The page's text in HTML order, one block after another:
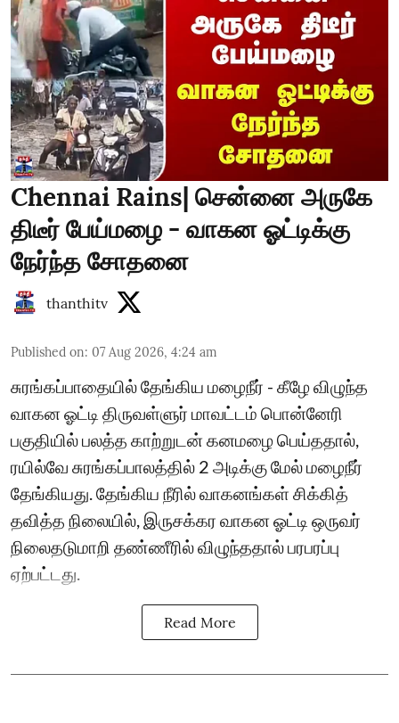
Chennai Rains| சென்னை அருகே
திடீர் பேய்மழை - வாகன ஓட்டிக்கு
நேர்ந்த சோதனை
thanthitv
Published on: 07 Aug 2026, 4:24 am
சுரங்கப்பாதையில் தேங்கிய மழைநீர் - கீழே விழுந்த
வாகன ஓட்டி திருவள்ளுர் மாவட்டம் பொன்னேரி
பகுதியில் பலத்த காற்றுடன் கனமழை பெய்ததால்,
ரயில்வே சுரங்கப்பாலத்தில் 2 அடிக்கு மேல் மழைநீர்
தேங்கியது. தேங்கிய நீரில் வாகனங்கள் சிக்கித்
தவித்த நிலையில், இருசக்கர வாகன ஓட்டி ஒருவர்
நிலைதடுமாறி தண்ணீரில் விழுந்ததால் பரபரப்பு
ஏற்பட்டது.
Read More